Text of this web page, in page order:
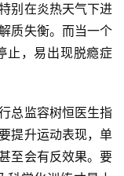
别在炎热天气下进
质失衡。而当一个
止，易出现脱瘾症
总监容树恒医生指
提升运动表现，单
至会有反效果。要